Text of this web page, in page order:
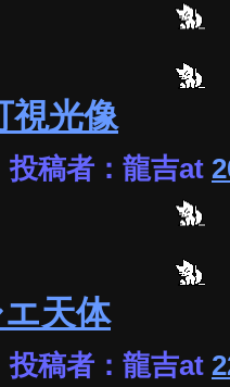
視光像
投稿者：龍吉at
天体
投稿者：龍吉at